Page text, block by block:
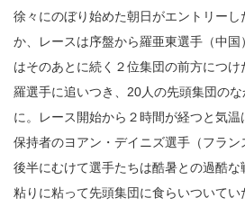
徐々にのぼり始めた朝日がエントリー
か、レースは序盤から羅亜東選手（中
はそのあとに続く２位集団の前方につ
羅選手に追いつき、20人の先頭集団の
に。レース開始から２時間が経つと気
保持者のヨアン・デイニズ選手（フラン
後半にむけて選手たちは酷暑との過酷な
粘りに粘って先頭集団に食らいついて